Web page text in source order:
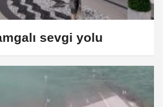
sevgi yolu